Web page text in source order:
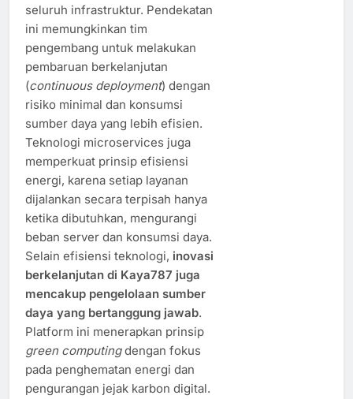
seluruh infrastruktur. Pendekatan
ini memungkinkan tim
pengembang untuk melakukan
pembaruan berkelanjutan
(continuous deployment) dengan
risiko minimal dan konsumsi
sumber daya yang lebih efisien.
Teknologi microservices juga
memperkuat prinsip efisiensi
energi, karena setiap layanan
dijalankan secara terpisah hanya
ketika dibutuhkan, mengurangi
beban server dan konsumsi daya.
Selain efisiensi teknologi, inovasi
berkelanjutan di Kaya787 juga
mencakup pengelolaan sumber
daya yang bertanggung jawab.
Platform ini menerapkan prinsip
green computingdengan fokus
pada penghematan energi dan
pengurangan jejak karbon digital.